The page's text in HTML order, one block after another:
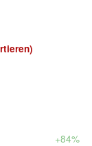
+84%